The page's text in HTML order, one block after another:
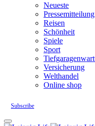
Neueste
Pressemitteilung
Reisen
Schönheit
Spiele
Sport
Versicherung
Welthandel
Online shop
Subscribe